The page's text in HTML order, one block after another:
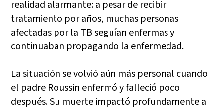
realidad alarmante: a pesar de recibir
tratamiento por años, muchas personas
afectadas por la TB seguían enfermas y
continuaban propagando la enfermedad.
La situación se volvió aún más personal cuando
el padre Roussin enfermó y falleció poco
después. Su muerte impactó profundamente a